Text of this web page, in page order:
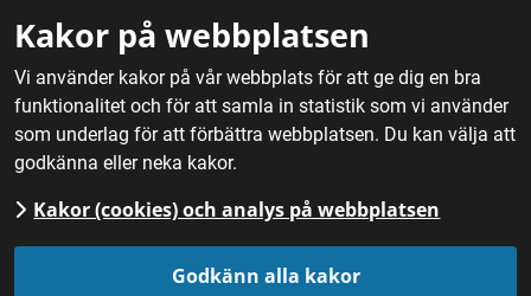
Kakor på webbplatsen
Vi använder kakor på vår webbplats för att ge dig en bra
funktionalitet och för att samla in statistik som vi använder
som underlag för att förbättra webbplatsen. Du kan välja att
godkänna eller neka kakor.
Kakor (cookies) och analys på webbplatsen
Godkänn alla kakor
Hem / Mat / Frukt, bär och svamp / Äpplen / Suislepp
Suislepp